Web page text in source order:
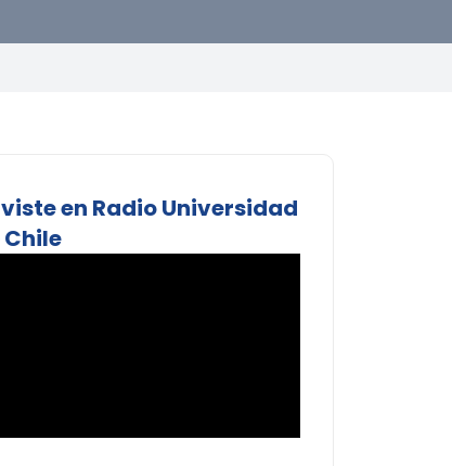
viste en Radio Universidad
Chile